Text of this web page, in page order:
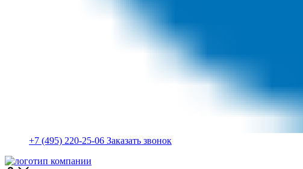
+7 (495) 220-25-06 Заказать звонок